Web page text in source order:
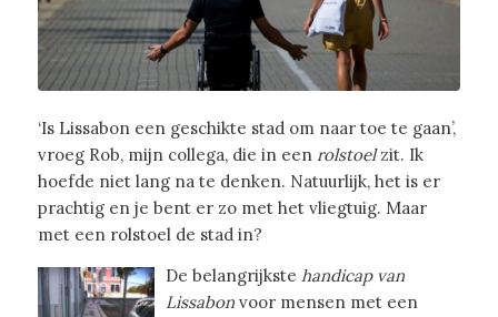
‘Is Lissabon een geschikte stad om naar toe te gaan’,
vroeg Rob, mijn collega, die in een rolstoelzit. Ik
hoefde niet lang na te denken. Natuurlijk, het is er
prachtig en je bent er zo met het vliegtuig. Maar
met een rolstoel de stad in?
De belangrijkste handicap van
Lissabonvoor mensen met een